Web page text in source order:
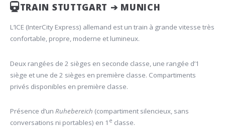
TRAIN STUTTGART ➔ MUNICH
L’ICE (InterCity Express) allemand est un train à grande vitesse très
confortable, propre, moderne et lumineux.
Deux rangées de 2 sièges en seconde classe, une rangée d’1
siège et une de 2 sièges en première classe. Compartiments
privés disponibles en première classe.
Présence d’un Ruhebereich (compartiment silencieux, sans
conversations ni portables) en 1 e classe.